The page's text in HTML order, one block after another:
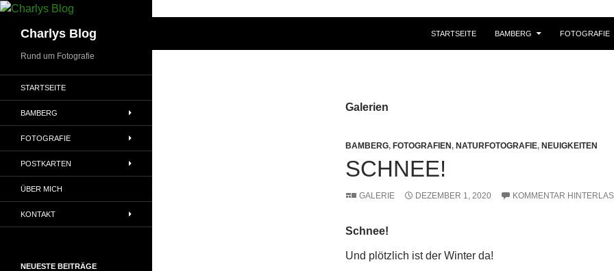
Zum
springenCharlys Blog STARTSEITE BAMBERG FOTOGRAFIE
Galerien
BAMBERG, FOTOGRAFIEN, NATURFOTOGRAFIE, NEUIGKEITEN
SCHNEE!
GALERIE DEZEMBER 1, 2020 KOMMENTAR
Schnee!
Und plötzlich ist der Winter da!
Rund um Fotografie
STARTSEITE
BAMBERG
FOTOGRAFIE
POSTKARTEN
ÜBER MICH
KONTAKT
NEUESTE BEITRÄGE